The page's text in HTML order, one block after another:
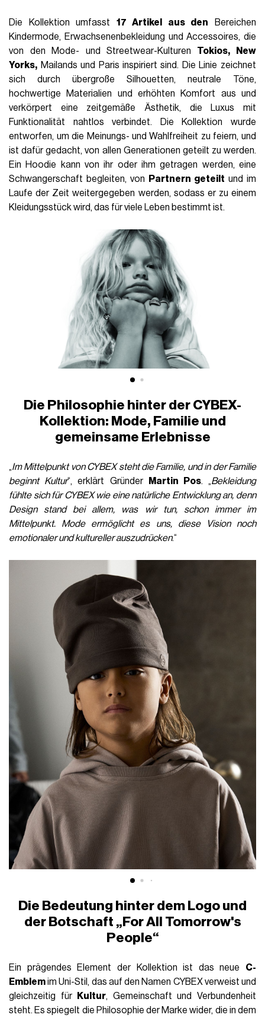
Die Kollektion umfasst 17 Artikel aus den Bereichen
Kindermode, Erwachsenenbekleidung und Accessoires, die
von den Mode- und Streetwear-Kulturen Tokios, New
Yorks, Mailands und Paris inspiriert sind. Die Linie zeichnet
sich durch übergroße Silhouetten, neutrale Töne,
hochwertige Materialien und erhöhten Komfort aus und
verkörpert eine zeitgemäße Ästhetik, die Luxus mit
Funktionalität nahtlos verbindet. Die Kollektion wurde
entworfen, um die Meinungs- und Wahlfreiheit zu feiern, und
ist dafür gedacht, von allen Generationen geteilt zu werden.
Ein Hoodie kann von ihr oder ihm getragen werden, eine
Schwangerschaft begleiten, von
Partnern geteilt und im
Laufe der Zeit weitergegeben werden, sodass er zu einem
Kleidungsstück wird, das für viele Leben bestimmt ist.
Die Philosophie hinter der CYBEX-
Kollektion: Mode, Familie und
gemeinsame Erlebnisse
„Im Mittelpunkt von CYBEX steht die Familie, und in der Familie
beginnt Kultur“, erklärt Gründer Martin Pos. „Bekleidung
fühlte sich für CYBEX wie eine natürliche Entwicklung an, denn
Design stand bei allem, was wir tun, schon immer im
Mittelpunkt. Mode ermöglicht es uns, diese Vision noch
emotionaler und kultureller auszudrücken.“
Die Bedeutung hinter dem Logo und
der Botschaft „For All Tomorrow's
People“
Ein prägendes Element der Kollektion ist das neue C-
Emblemim Uni-Stil, das auf den Namen CYBEX verweist und
gleichzeitig für
Kultur, Gemeinschaft und Verbundenheit
steht. Es spiegelt die Philosophie der Marke wider, die in dem